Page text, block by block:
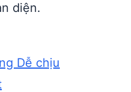
diện.
Dễ chịu